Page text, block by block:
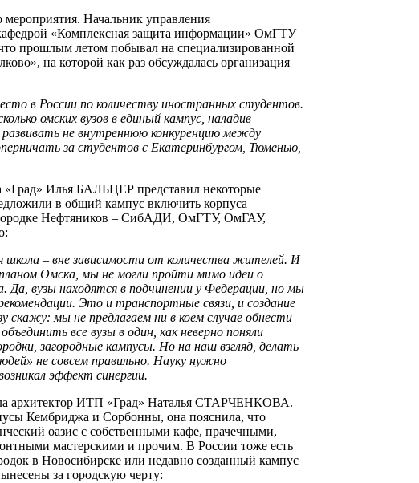
мероприятия. Начальник управления
«Комплексная защита информации» ОмГТУ
прошлым летом побывал на специализированной
на которой как раз обсуждалась организация
в России по количеству иностранных студентов.
омских вузов в единый кампус, наладив
не внутреннюю конкуренцию между
за студентов с Екатеринбургом, Тюменью,
«Град» Илья БАЛЬЦЕР представил некоторые
в общий кампус включить корпуса
городке Нефтяников – СибАДИ, ОмГТУ, ОмГАУ,
– вне зависимости от количества жителей. И
Омска, мы не могли пройти мимо идеи о
Да, вузы находятся в подчинении у Федерации, но мы
Это и транспортные связи, и создание
скажу: мы не предлагаем ни в коем случае обнести
все вузы в один, как неверно поняли
загородные кампусы. Но на наш взгляд, делать
не совсем правильно. Науку нужно
эффект синергии.
архитектор ИТП «Град» Наталья СТАРЧЕНКОВА.
Кембриджа и Сорбонны, она пояснила, что
оазис с собственными кафе, прачечными,
мастерскими и прочим. В России тоже есть
в Новосибирске или недавно созданный кампус
за городскую черту: